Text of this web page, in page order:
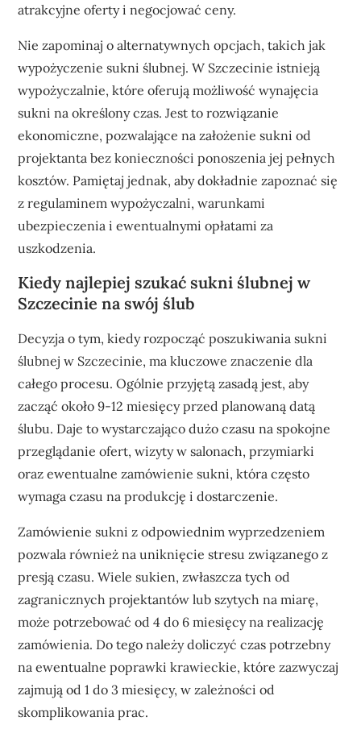
atrakcyjne oferty i negocjować ceny.
Nie zapominaj o alternatywnych opcjach, takich jak
wypożyczenie sukni ślubnej. W Szczecinie istnieją
wypożyczalnie, które oferują możliwość wynajęcia
sukni na określony czas. Jest to rozwiązanie
ekonomiczne, pozwalające na założenie sukni od
projektanta bez konieczności ponoszenia jej pełnych
kosztów. Pamiętaj jednak, aby dokładnie zapoznać się
z regulaminem wypożyczalni, warunkami
ubezpieczenia i ewentualnymi opłatami za
uszkodzenia.
Kiedy najlepiej szukać sukni ślubnej w
Szczecinie na swój ślub
Decyzja o tym, kiedy rozpocząć poszukiwania sukni
ślubnej w Szczecinie, ma kluczowe znaczenie dla
całego procesu. Ogólnie przyjętą zasadą jest, aby
zacząć około 9-12 miesięcy przed planowaną datą
ślubu. Daje to wystarczająco dużo czasu na spokojne
przeglądanie ofert, wizyty w salonach, przymiarki
oraz ewentualne zamówienie sukni, która często
wymaga czasu na produkcję i dostarczenie.
Zamówienie sukni z odpowiednim wyprzedzeniem
pozwala również na uniknięcie stresu związanego z
presją czasu. Wiele sukien, zwłaszcza tych od
zagranicznych projektantów lub szytych na miarę,
może potrzebować od 4 do 6 miesięcy na realizację
zamówienia. Do tego należy doliczyć czas potrzebny
na ewentualne poprawki krawieckie, które zazwyczaj
zajmują od 1 do 3 miesięcy, w zależności od
skomplikowania prac.